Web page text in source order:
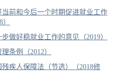
当前和今后一个时期促进就业工作
做好稳就业工作的意见（2019）
条例（2012）
疾人保障法（节选）（2018修